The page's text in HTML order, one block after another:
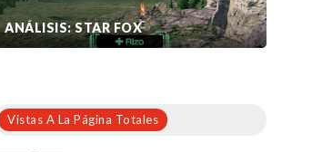
ANÁLISIS: STAR FOX
Vistas A La Página Totales